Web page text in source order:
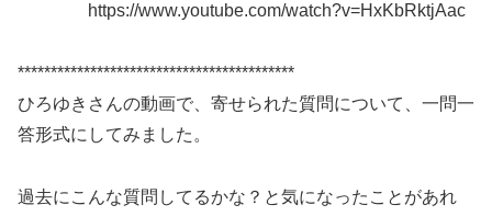
https://www.youtube.com/watch?v=HxKbRktjAac
******************************************
ひろゆきさんの動画で、寄せられた質問について、一問一
答形式にしてみました。
過去にこんな質問してるかな？と気になったことがあれ